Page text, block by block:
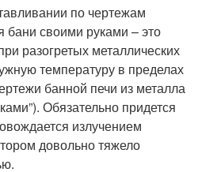
по чертежам
бани своими руками – это
разогретых металлических
температуру в пределах
банной печи из металла
Обязательно придется
излучением
довольно тяжело